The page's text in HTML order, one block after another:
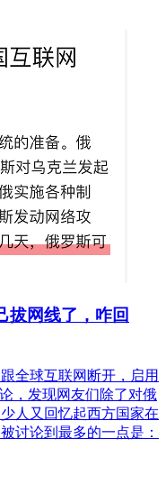
拔网线了，咋回
全球互联网断开，启用
，发现网友们除了对俄
人又回忆起西方国家在
讨论到最多的一点是：